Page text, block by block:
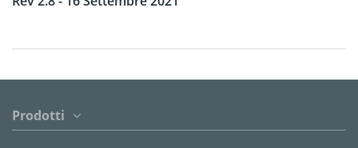
Prodotti